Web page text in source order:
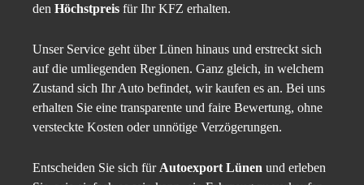
den Höchstpreis für Ihr KFZ erhalten.
Unser Service geht über Lünen hinaus und erstreckt sich
auf die umliegenden Regionen. Ganz gleich, in welchem
Zustand sich Ihr Auto befindet, wir kaufen es an. Bei uns
erhalten Sie eine transparente und faire Bewertung, ohne
versteckte Kosten oder unnötige Verzögerungen.
Entscheiden Sie sich für Autoexport Lünen und erleben